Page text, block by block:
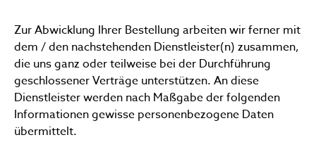
Zur Abwicklung Ihrer Bestellung arbeiten wir ferner mit
dem / den nachstehenden Dienstleister(n) zusammen,
die uns ganz oder teilweise bei der Durchführung
geschlossener Verträge unterstützen. An diese
Dienstleister werden nach Maßgabe der folgenden
Informationen gewisse personenbezogene Daten
übermittelt.